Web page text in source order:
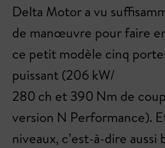
Delta Motor a vu
de manœuvre pour faire
ce petit modèle cinq
puissant (206 kW/
280 ch et 390 Nm de
version N Performance).
niveaux, c’est-à-dire